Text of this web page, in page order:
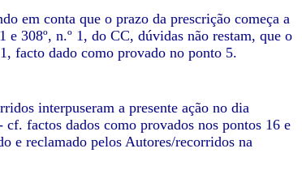
conta que o prazo da prescrição começa a
308º, n.º 1, do CC, dúvidas não restam, que o
facto dado como provado no ponto 5.
interpuseram a presente ação no dia
factos dados como provados nos pontos 16 e
e reclamado pelos Autores/recorridos na